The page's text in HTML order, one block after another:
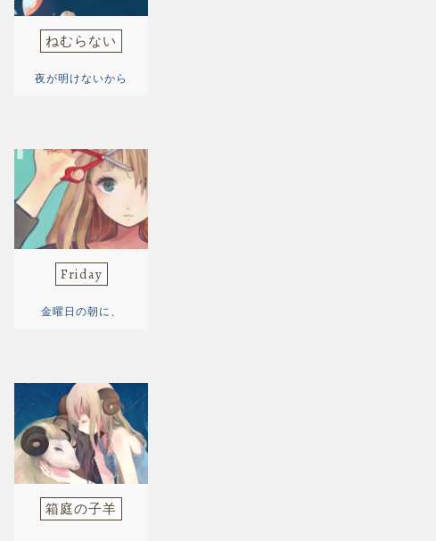
ねむらない
夜が明けないから
Friday
金曜日の朝に、
箱庭の子羊